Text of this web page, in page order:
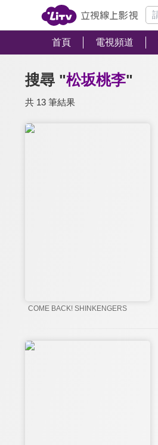
首頁 電視頻道
搜尋 "松坂桃李"
共 13 筆結果
COME BACK! SHINKENGERS